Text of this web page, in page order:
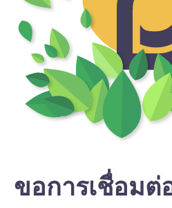
ขอการเชื่อมต่